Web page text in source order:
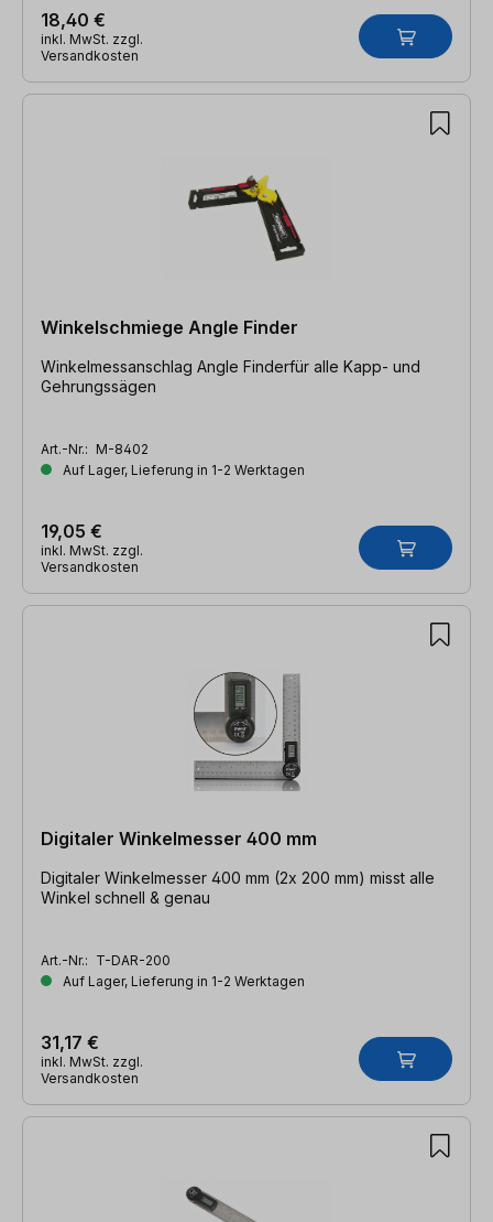
18,40 €
inkl. MwSt. zzgl.
Versandkosten
Winkelschmiege Angle Finder
Winkelmessanschlag Angle Finderfür alle Kapp- und
Gehrungssägen
Art.-Nr.: M-8402
Auf Lager, Lieferung in 1-2 Werktagen
19,05 €
inkl. MwSt. zzgl.
Versandkosten
Digitaler Winkelmesser 400 mm
Digitaler Winkelmesser 400 mm (2x 200 mm) misst alle
Winkel schnell & genau
Art.-Nr.: T-DAR-200
Auf Lager, Lieferung in 1-2 Werktagen
31,17 €
inkl. MwSt. zzgl.
Versandkosten